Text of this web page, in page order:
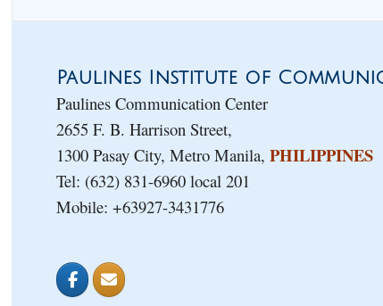
Paulines Institute of
Paulines Communication Center
2655 F. B. Harrison Street,
1300 Pasay City, Metro Manila, PHILIPPINES
Tel: (632) 831-6960 local 201
Mobile: +63927-3431776